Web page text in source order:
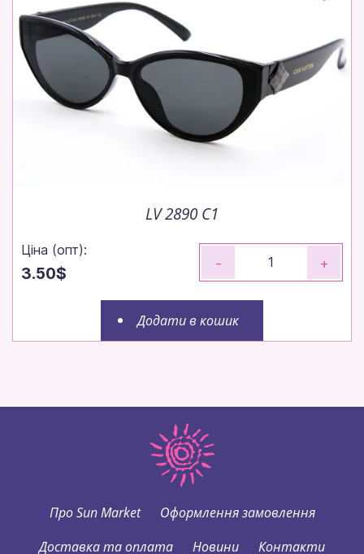
LV 2890 C1
Ціна (опт):
3.50$
- +
Додати в кошик
Про Sun Market
Оформлення замовлення
Доставка та оплата
Новини Контакти